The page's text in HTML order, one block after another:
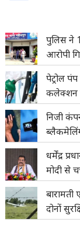
पुलिस ने
आरोपी
पेट्रोल
कलेक्शन
निजी
धर्मेंद्र
मोदी से
दोनों